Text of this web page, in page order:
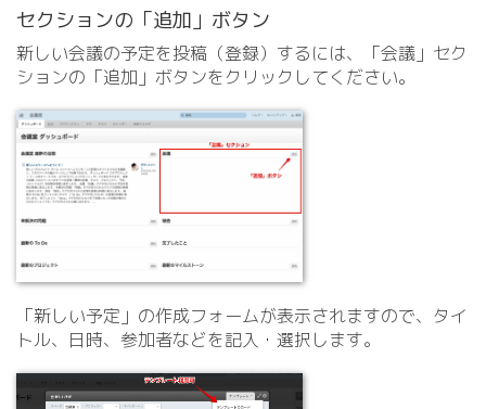
セクションの「追加」ボタン
新しい会議の予定を投稿（登録）するには、「会議」セク
ションの「追加」ボタンをクリックしてください。
「新しい予定」の作成フォームが表示されますので、タイ
トル、日時、参加者などを記入・選択します。